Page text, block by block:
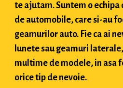
te ajutam. Suntem o echipa
de automobile, care si-au
geamurilor auto. Fie ca ai
lunete sau geamuri
multime de modele, in asa
orice tip de nevoie.